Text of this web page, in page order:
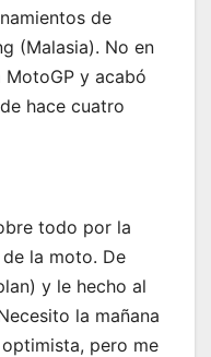
de
(Malasia). No en
y acabó
hace cuatro
todo por la
la moto. De
y le hecho al
la mañana
optimista, pero me